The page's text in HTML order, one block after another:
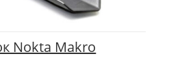
Nokta Makro